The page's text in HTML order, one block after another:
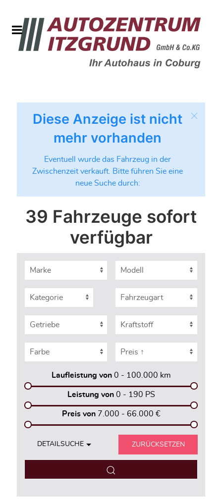
Diese Anzeige ist nicht
mehr vorhanden
Eventuell wurde das Fahrzeug in der
Zwischenzeit verkauft. Bitte führen Sie eine
neue Suche durch:
39 Fahrzeuge sofort
verfügbar
Laufleistung von 0 - 100.000 km
Leistung von 0 - 190 PS
Preis von 7.000 - 66.000 €
DETAILSUCHE ZURÜCKSETZEN